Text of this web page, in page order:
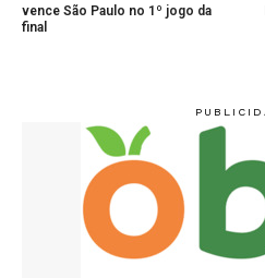
vence São Paulo no 1º jogo da
final